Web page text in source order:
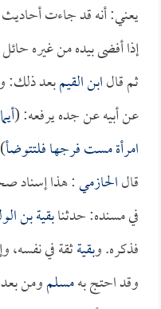
يعني: أنه قد جاءت
إذا أفضى بيده من غيره
ثم قالابن القيمبعد ذلك:
عن أبيه عن جده يرفعه: (
امرأة مست فرجها فلتتوضأ
قالالحازمي: هذا إسناد
في مسنده: حدثنابقية بن
فذكره. وبقيةثقة في نفسه،
وقد احتج بهمسلمومن